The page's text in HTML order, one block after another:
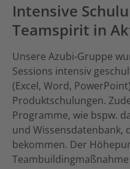
Intensive
Teamspirit in
Unsere Azubi-Gruppe
Sessions intensiv
(Excel, Word,
Produktschulungen.
Programme, wie bspw.
und Wissensdatenbank,
bekommen. Der